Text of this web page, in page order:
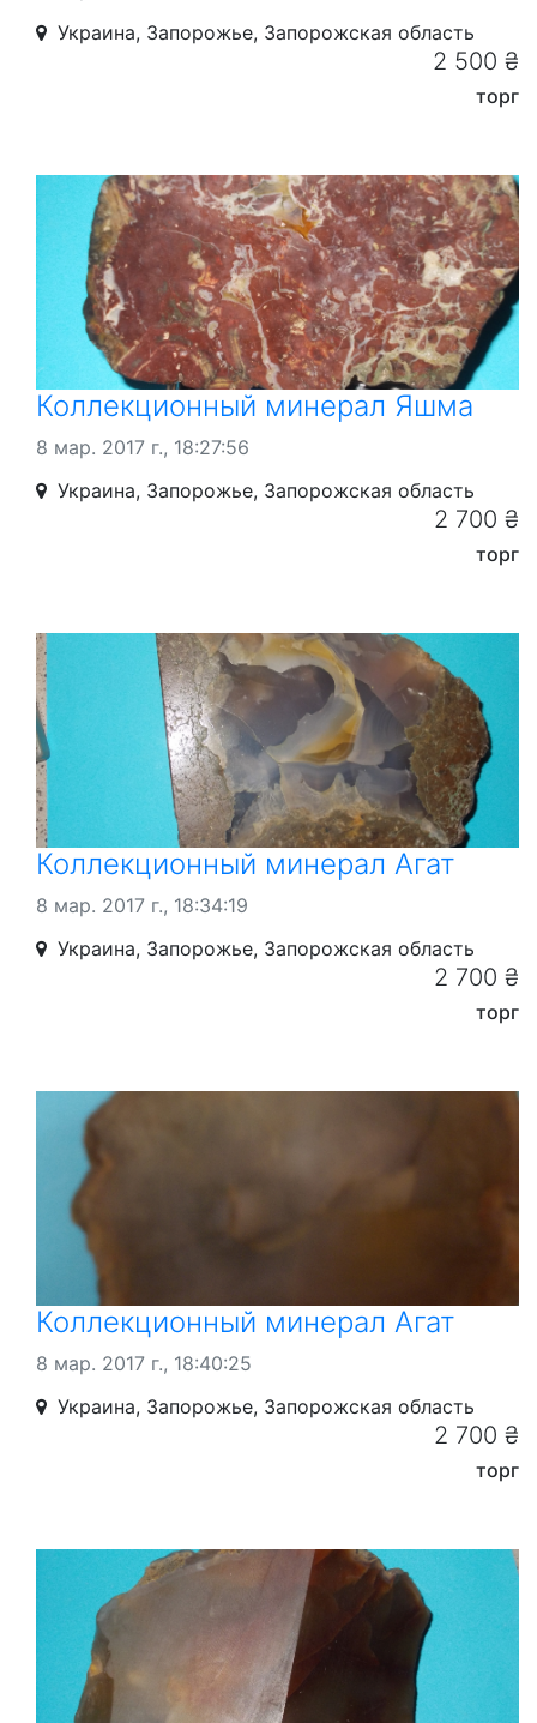
Украина, Запорожье, Запорожская область
2 500 ₴
торг
Коллекционный минерал Яшма
8 мар. 2017 г., 18:27:56
Украина, Запорожье, Запорожская область
2 700 ₴
торг
Коллекционный минерал Агат
8 мар. 2017 г., 18:34:19
Украина, Запорожье, Запорожская область
2 700 ₴
торг
Коллекционный минерал Агат
8 мар. 2017 г., 18:40:25
Украина, Запорожье, Запорожская область
2 700 ₴
торг